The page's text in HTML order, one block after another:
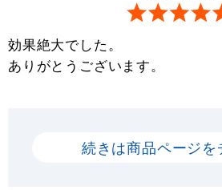
効果絶大でした。
ありがとうございます。
続きは商品ページを